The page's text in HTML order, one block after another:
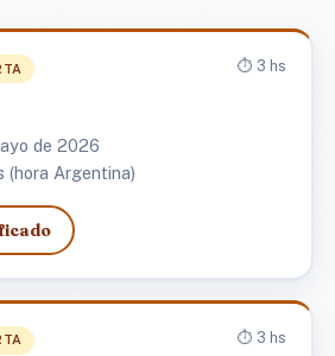
⏱️ 3 hs
de 2026
(hora Argentina)
⏱️ 3 hs